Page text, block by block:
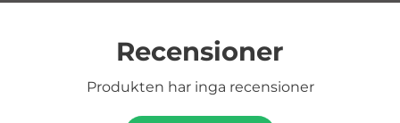
Recensioner
Produkten har inga recensioner